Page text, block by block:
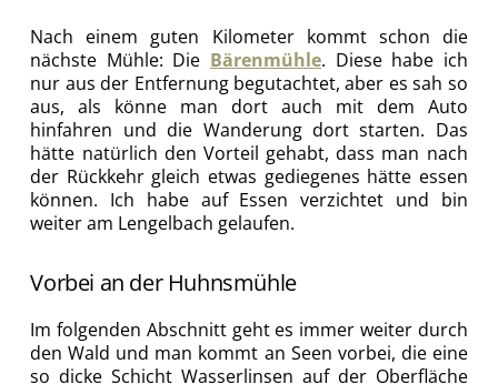
Nach einem guten Kilometer kommt schon die
nächste Mühle: Die Bärenmühle. Diese habe ich
nur aus der Entfernung begutachtet, aber es sah so
aus, als könne man dort auch mit dem Auto
hinfahren und die Wanderung dort starten. Das
hätte natürlich den Vorteil gehabt, dass man nach
der Rückkehr gleich etwas gediegenes hätte essen
können. Ich habe auf Essen verzichtet und bin
weiter am Lengelbach gelaufen.
Vorbei an der Huhnsmühle
Im folgenden Abschnitt geht es immer weiter durch
den Wald und man kommt an Seen vorbei, die eine
so dicke Schicht Wasserlinsen auf der Oberfläche